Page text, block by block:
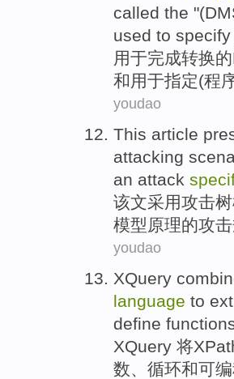
called the "(
used to specify
用于完成转换的
和用于指定(程
youdao
This article
attacking
an attack
该文采用攻击树
模型 原理的攻击
youdao
XQuery
language to
define
XQuery 将
数
循环和可